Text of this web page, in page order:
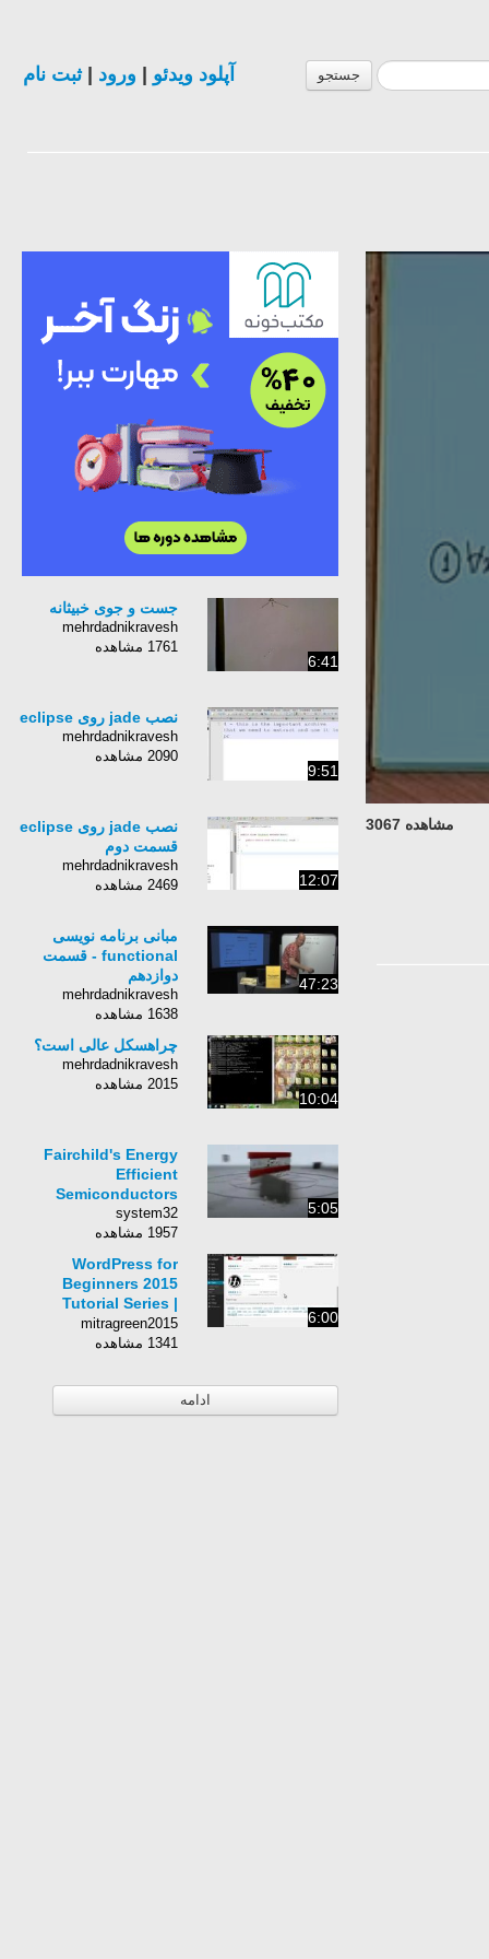
جستجو آپلود ویدئو ورود |ثبت نام
مشاهده 3067
6:41
جست و جوی خبیثانه
mehrdadnikravesh
1761 مشاهده
9:51
نصب jade روی eclipse
mehrdadnikravesh
2090 مشاهده
12:07
نصب jade روی eclipse
قسمت دوم
mehrdadnikravesh
2469 مشاهده
47:23
مبانی برنامه نویسی
functional - قسمت
دوازدهم
mehrdadnikravesh
1638 مشاهده
10:04
چراهسکل عالی است؟
mehrdadnikravesh
2015 مشاهده
5:05
Fairchild's Energy
Efficient
Semiconductors
system32
1957 مشاهده
6:00
WordPress for
Beginners 2015
Tutorial Series |
Chapter 3-22:
Working with Plugins
mitragreen2015
1341 مشاهده
ادامه